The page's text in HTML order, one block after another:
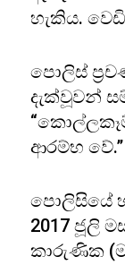
හැකිය.
පොලිස්
දැක්වූවන්
ආරම්භ වේ.”
පොලිසියේ
2017 ජූලි
කාරුණික